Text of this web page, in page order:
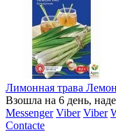
Лимонная трава
Взошла на 6 день,
Messenger Viber Viber
Contacte